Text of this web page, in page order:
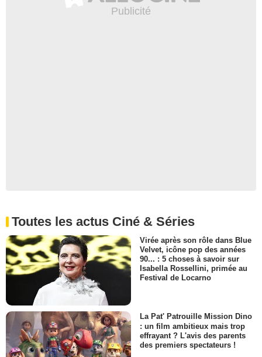
Toutes les actus Ciné & Séries
Virée après son rôle dans Blue
Velvet, icône pop des années
90... : 5 choses à savoir sur
Isabella Rossellini, primée au
Festival de Locarno
La Pat' Patrouille Mission Dino
: un film ambitieux mais trop
effrayant ? L'avis des parents
des premiers spectateurs !